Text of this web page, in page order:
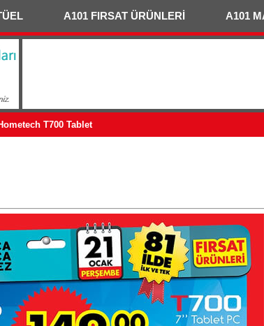
A101 FIRSAT ÜRÜNLERİ A101
T700 Tablet